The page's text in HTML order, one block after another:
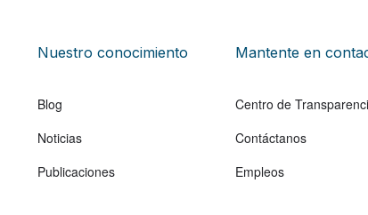
Nuestro conocimiento
Blog
Noticias
Publicaciones
Mantente en
Centro de
Contáctanos
Empleos